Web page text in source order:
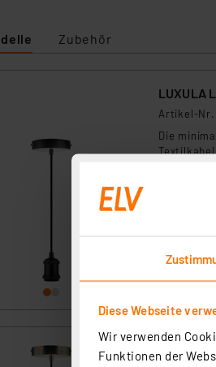
Diese Webseite
Wir verwenden
Funktionen der
Zubehör
LUXULA
Artikel-Nr.
Die
LUXULA